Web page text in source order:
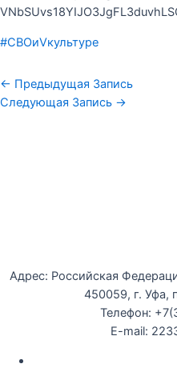
#СВОиVкультуре
← Предыдущая Запись
Следующая Запись →
Адрес: Российская
450059, г. Уфа,
Телефон:
E-mail: